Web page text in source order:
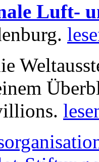
Luft-